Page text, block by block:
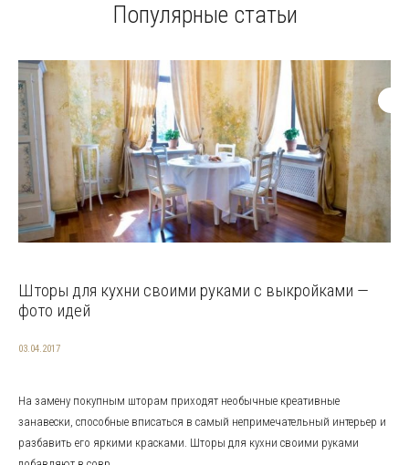
Популярные статьи
Шторы для кухни своими руками с выкройками —
фото идей
03.04.2017
На замену покупным шторам приходят необычные креативные
занавески, способные вписаться в самый непримечательный интерьер и
разбавить его яркими красками. Шторы для кухни своими руками